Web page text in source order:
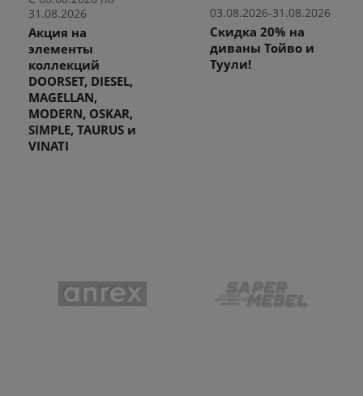
31.08.2026
Акция на
элементы
коллекций
DOORSET, DIESEL,
MAGELLAN,
MODERN, OSKAR,
SIMPLE, TAURUS и
VINATI
03.08.2026-31.08.2026
Скидка 20% на
диваны Тойво и
Туули!